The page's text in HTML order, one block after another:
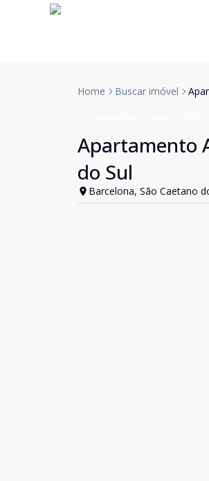
Home Buscar imóvel
Apartamento
do Sul
Barcelona, São Caetano